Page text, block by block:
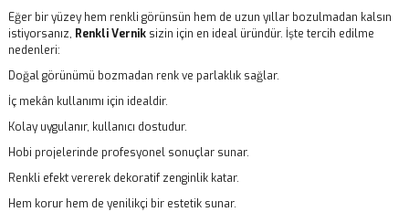
Eğer bir yüzey hem renkli görünsün hem de uzun yıllar bozulmadan kalsın
istiyorsanız, Renkli Vernik sizin için en ideal üründür. İşte tercih edilme
nedenleri:
Doğal görünümü bozmadan renk ve parlaklık sağlar.
İç mekân kullanımı için idealdir.
Kolay uygulanır, kullanıcı dostudur.
Hobi projelerinde profesyonel sonuçlar sunar.
Renkli efekt vererek dekoratif zenginlik katar.
Hem korur hem de yenilikçi bir estetik sunar.